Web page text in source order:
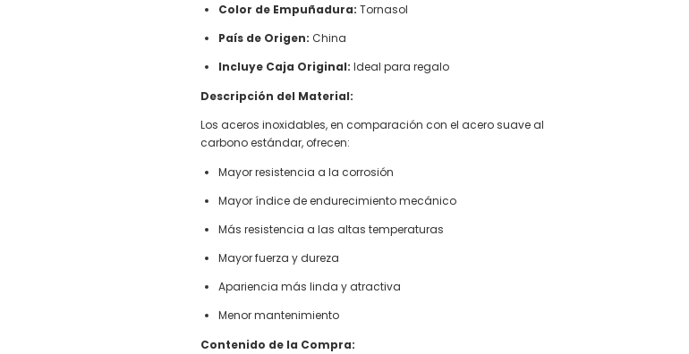
Color de Empuñadura: Tornasol
País de Origen: China
Incluye Caja Original: Ideal para regalo
Descripción del Material:
Los aceros inoxidables, en comparación con el acero suave al
carbono estándar, ofrecen:
Mayor resistencia a la corrosión
Mayor índice de endurecimiento mecánico
Más resistencia a las altas temperaturas
Mayor fuerza y dureza
Apariencia más linda y atractiva
Menor mantenimiento
Contenido de la Compra: